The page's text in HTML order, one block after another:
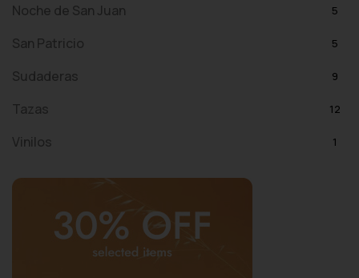
Noche de San Juan 5
San Patricio 5
Sudaderas 9
Tazas 12
Vinilos 1